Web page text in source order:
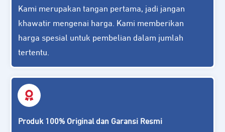
Kami merupakan tangan pertama, jadi jangan
khawatir mengenai harga. Kami memberikan
harga spesial untuk pembelian dalam jumlah
tertentu.
Produk 100% Original dan Garansi Resmi